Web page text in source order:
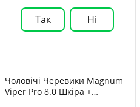
Так Ні
Чоловічі Черевики Magnum
Viper Pro 8.0 Шкіра +